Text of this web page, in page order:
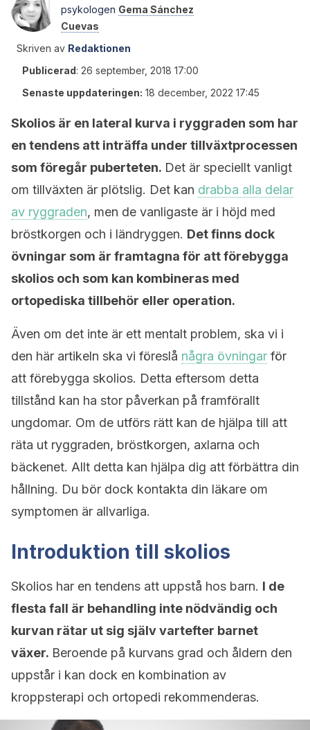
psykologen Gema Sánchez
Cuevas
Skriven av Redaktionen
Publicerad: 26 september, 2018 17:00
Senaste uppdateringen: 18 december, 2022 17:45
Skolios är en lateral kurva i ryggraden som har
en tendens att inträffa under tillväxtprocessen
som föregår puberteten. Det är speciellt vanligt
om tillväxten är plötslig. Det kan drabba alla delar
av ryggraden, men de vanligaste är i höjd med
bröstkorgen och i ländryggen. Det finns dock
övningar som är framtagna för att förebygga
skolios och som kan kombineras med
ortopediska tillbehör eller operation.
Även om det inte är ett mentalt problem, ska vi i
den här artikeln ska vi föreslå några övningar för
att förebygga skolios. Detta eftersom detta
tillstånd kan ha stor påverkan på framförallt
ungdomar. Om de utförs rätt kan de hjälpa till att
räta ut ryggraden, bröstkorgen, axlarna och
bäckenet. Allt detta kan hjälpa dig att förbättra din
hållning. Du bör dock kontakta din läkare om
symptomen är allvarliga.
Introduktion till skolios
Skolios har en tendens att uppstå hos barn. I de
flesta fall är behandling inte nödvändig och
kurvan rätar ut sig själv vartefter barnet
växer. Beroende på kurvans grad och åldern den
uppstår i kan dock en kombination av
kroppsterapi och ortopedi rekommenderas.